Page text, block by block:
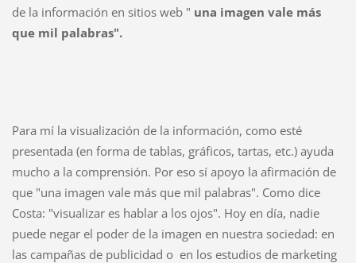
de la información en sitios web " una imagen vale más
que mil palabras".
Para mí la visualización de la información, como esté
presentada (en forma de tablas, gráficos, tartas, etc.) ayuda
mucho a la comprensión. Por eso sí apoyo la afirmación de
que "una imagen vale más que mil palabras". Como dice
Costa: "visualizar es hablar a los ojos". Hoy en día, nadie
puede negar el poder de la imagen en nuestra sociedad: en
las campañas de publicidad o en los estudios de marketing